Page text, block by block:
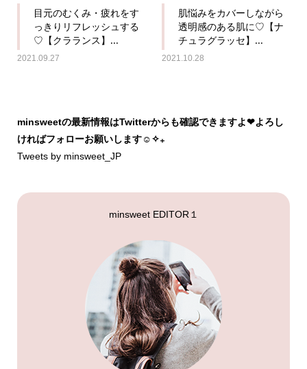
目元のむくみ・疲れをす
っきりリフレッシュする
♡【クラランス】...
2021.09.27
肌悩みをカバーしながら
透明感のある肌に♡【ナ
チュラグラッセ】...
2021.10.28
minsweetの最新情報はTwitterからも確認できますよ❤︎よろし
ければフォローお願いします☺︎✧₊
Tweets by minsweet_JP
minsweet EDITOR１